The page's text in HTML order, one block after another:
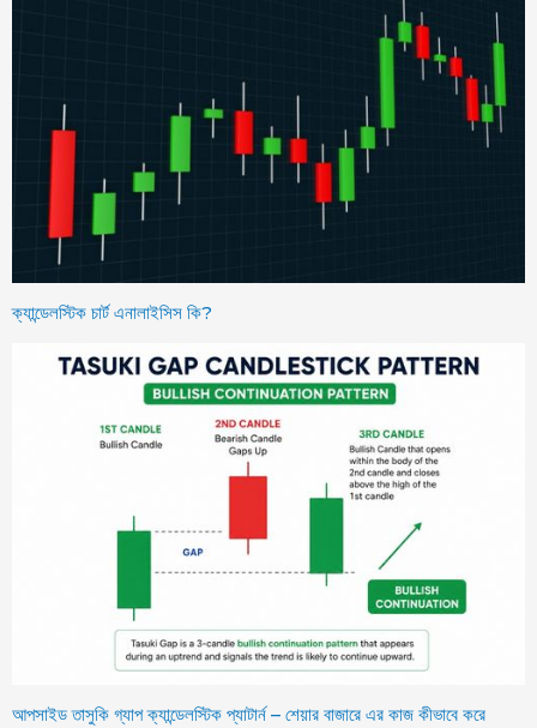
ক্যান্ডেলস্টিক চার্ট এনালাইসিস কি?
আপসাইড তাসুকি গ্যাপ ক্যান্ডেলস্টিক প্যাটার্ন – শেয়ার বাজারে এর কাজ কীভাবে করে